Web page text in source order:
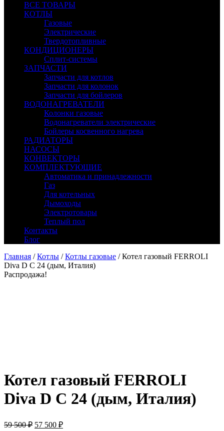
ВСЕ ТОВАРЫ
КОТЛЫ
Газовые
Электрические
Твердотопливные
КОНДИЦИОНЕРЫ
Сплит-системы
ЗАПЧАСТИ
Запчасти для котлов
Запчасти для колонок
Запчасти для бойлеров
ВОДОНАГРЕВАТЕЛИ
Колонки газовые
Водонагреватели электрические
Бойлеры косвенного нагрева
РАДИАТОРЫ
НАСОСЫ
КОНВЕКТОРЫ
КОМПЛЕКТУЮЩИЕ
Автоматика и принадлежности
Газ
Для котельных
Дымоходы
Электротовары
Теплый пол
Контакты
Блог
Главная /Котлы /Котлы газовые / Котел газовый FERROLI
Diva D С 24 (дым, Италия)
Распродажа!
Котел газовый FERROLI
Diva D С 24 (дым, Италия)
59 500₽ Первоначальная
57 500 ₽Текущая